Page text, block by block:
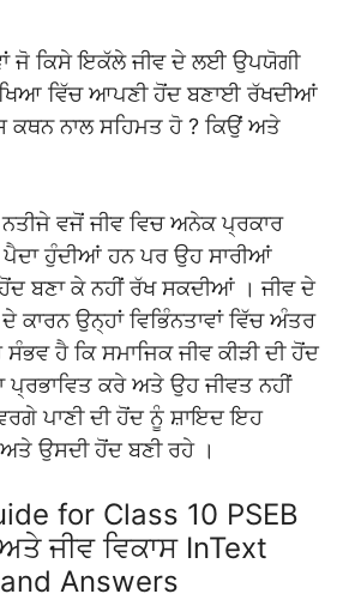
ਜੋ ਕਿਸੇ ਇਕੱਲੇ ਜੀਵ ਦੇ ਲਈ ਉਪਯੋਗੀ
ਵਿੱਚ ਆਪਣੀ ਹੋਂਦ ਬਣਾਈ ਰੱਖਦੀਆਂ
ਕਥਨ ਨਾਲ ਸਹਿਮਤ ਹੋ ? ਕਿਉਂ ਅਤੇ
ਵਜੋਂ ਜੀਵ ਵਿਚ ਅਨੇਕ ਪ੍ਰਕਾਰ
ਪੈਦਾ ਹੁੰਦੀਆਂ ਹਨ ਪਰ ਉਹ ਸਾਰੀਆਂ
ਬਣਾ ਕੇ ਨਹੀਂ ਰੱਖ ਸਕਦੀਆਂ । ਜੀਵ ਦੇ
ਕਾਰਨ ਉਨ੍ਹਾਂ ਵਿਭਿੰਨਤਾਵਾਂ ਵਿੱਚ ਅੰਤਰ
ਹੈ ਕਿ ਸਮਾਜਿਕ ਜੀਵ ਕੀੜੀ ਦੀ ਹੋਂਦ
ਪ੍ਰਭਾਵਿਤ ਕਰੇ ਅਤੇ ਉਹ ਜੀਵਤ ਨਹੀਂ
ਪਾਣੀ ਦੀ ਹੋਂਦ ਨੂੰ ਸ਼ਾਇਦ ਇਹ
ਉਸਦੀ ਹੋਂਦ ਬਣੀ ਰਹੇ ।
for Class 10 PSEB
ਜੀਵ ਵਿਕਾਸ InText
Answers